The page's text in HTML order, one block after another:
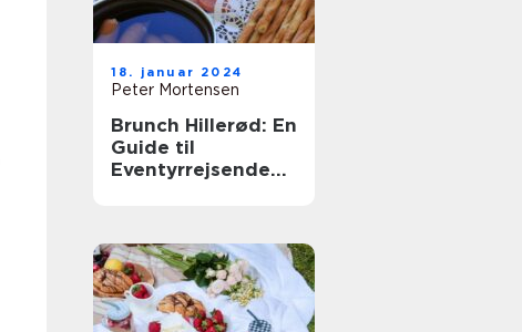
18. januar 2024
Peter Mortensen
Brunch Hillerød: En
Guide til
Eventyrrejsende